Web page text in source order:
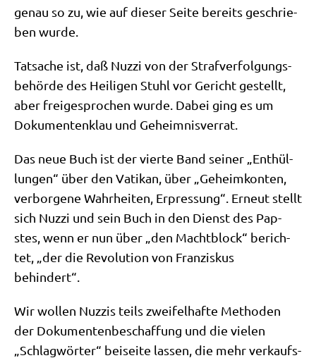
genau so zu, wie auf die­ser Sei­te bereits geschrie­
ben wurde.
Tat­sa­che ist, daß Nuz­zi von der Straf­ver­fol­gungs­
be­hör­de des Hei­li­gen Stuhl vor Gericht gestellt,
aber frei­ge­spro­chen wur­de. Dabei ging es um
Doku­men­ten­klau und Geheimnisverrat.
Das neue Buch ist der vier­te Band sei­ner „Ent­hül­
lun­gen“ über den Vati­kan, über „Geheim­kon­ten,
ver­bor­ge­ne Wahr­hei­ten, Erpres­sung“. Erneut stellt
sich Nuz­zi und sein Buch in den Dienst des Pap­
stes, wenn er nun über „den Macht­block“ berich­
tet, „der die Revo­lu­ti­on von Fran­zis­kus
behindert“.
Wir wol­len Nuz­zis teils zwei­fel­haf­te Metho­den
der Doku­men­ten­be­schaf­fung und die vie­len
„Schlag­wör­ter“ bei­sei­te las­sen, die mehr ver­kaufs­